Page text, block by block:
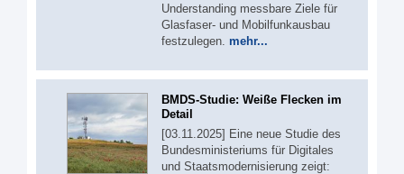
Understanding messbare Ziele für
Glasfaser- und Mobilfunkausbau
festzulegen. mehr...
BMDS-Studie: Weiße Flecken im
Detail
[03.11.2025] Eine neue Studie des
Bundesministeriums für Digitales
und Staatsmodernisierung zeigt: